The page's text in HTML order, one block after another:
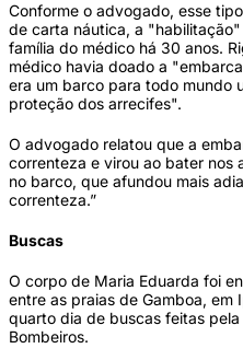
Conforme o advogado, esse
de carta náutica, a
família do médico há 30 anos.
médico havia doado a
era um barco para todo mundo
proteção dos arrecifes".
O advogado relatou que a
correnteza e virou ao bater nos
no barco, que afundou mais
correnteza.”
Buscas
O corpo de Maria Eduarda foi
entre as praias de Gamboa, em
quarto dia de buscas feitas
Bombeiros.